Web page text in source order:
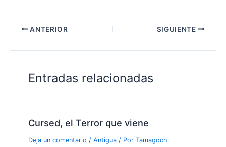
ANTERIOR SIGUIENTE
Entradas relacionadas
Cursed, el Terror que viene
Deja un comentario /Antigua / PorTamagochi